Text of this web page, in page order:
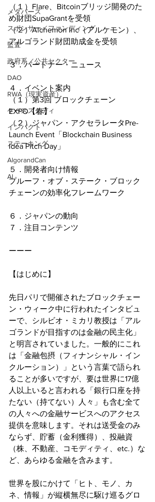
メタバース
スポンサー／ファンディング
監査
政府系／公共セクター
DAO
RWA（現実資産）
ケーススタディ
インパクト
ステーキング
AlgorandCan
AI
（１）Flare、Bitcoinブリッジ開発のた
め財団SupaGrantを受領
（２）Alchemon Inc（アルケモン）、
アルゴランド財団助成金を受領
３．パートナー・ニュース
４．イベント案内
（１）第3回 ブロックチェーン
EXPO【春】
（２）ジャパン・アクセラレータPre-
Launch Event「Blockchain Business
Idea Pitch Day」
５．開発者向け情報
プルーフ・オブ・ステーク・ブロック
チェーンの効率化フレームワーク
６．ジャパンの動向
７．注目コンテンツ
ーーー
【はじめに】
先日パリで開催されたブロックチェー
ン・ウィーク中に行われたインタビュ
ーで、シルビオ・ミカリ教授は「アル
ゴランドが目指すのは金融の民主化」
と明言されていました。一般的にこれ
は「金融包摂（フィナンシャル・イン
クルーション）」という言葉で語られ
ることが多いですが、要は世界に17億
人以上いると言われる「銀行口座を持
たない（持てない）人々」も含む全て
の人々への金融サービスへのアクセス
提供を意味します。それは送受金のみ
ならず、貯蓄（金利獲得）、投融資
（株、不動産、コモディティ、etc.）な
ど、あらゆる金融を含みます。
世界を股にかけて「ヒト、モノ、カ
ネ、情報」が縦横無尽に駆け巡るグロ